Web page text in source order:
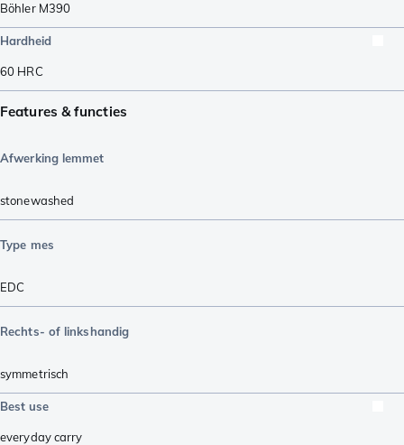
Böhler M390
Hardheid
60 HRC
Features & functies
Afwerking lemmet
stonewashed
Type mes
EDC
Rechts- of linkshandig
symmetrisch
Best use
everyday carry